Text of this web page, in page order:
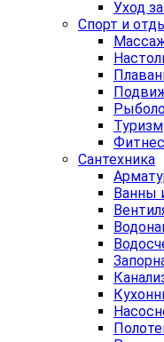
Уход
Спорт и
Туризм
Сантехника
Ванны